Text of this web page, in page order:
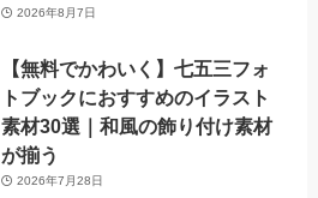
2026年8月7日
【無料でかわいく】七五三フォ
トブックにおすすめのイラスト
素材30選｜和風の飾り付け素材
が揃う
2026年7月28日